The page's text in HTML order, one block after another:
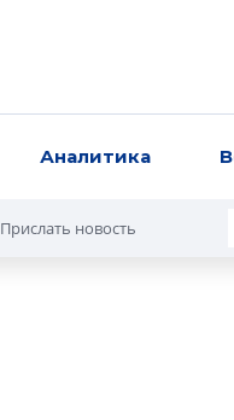
Аналитика
Прислать новость